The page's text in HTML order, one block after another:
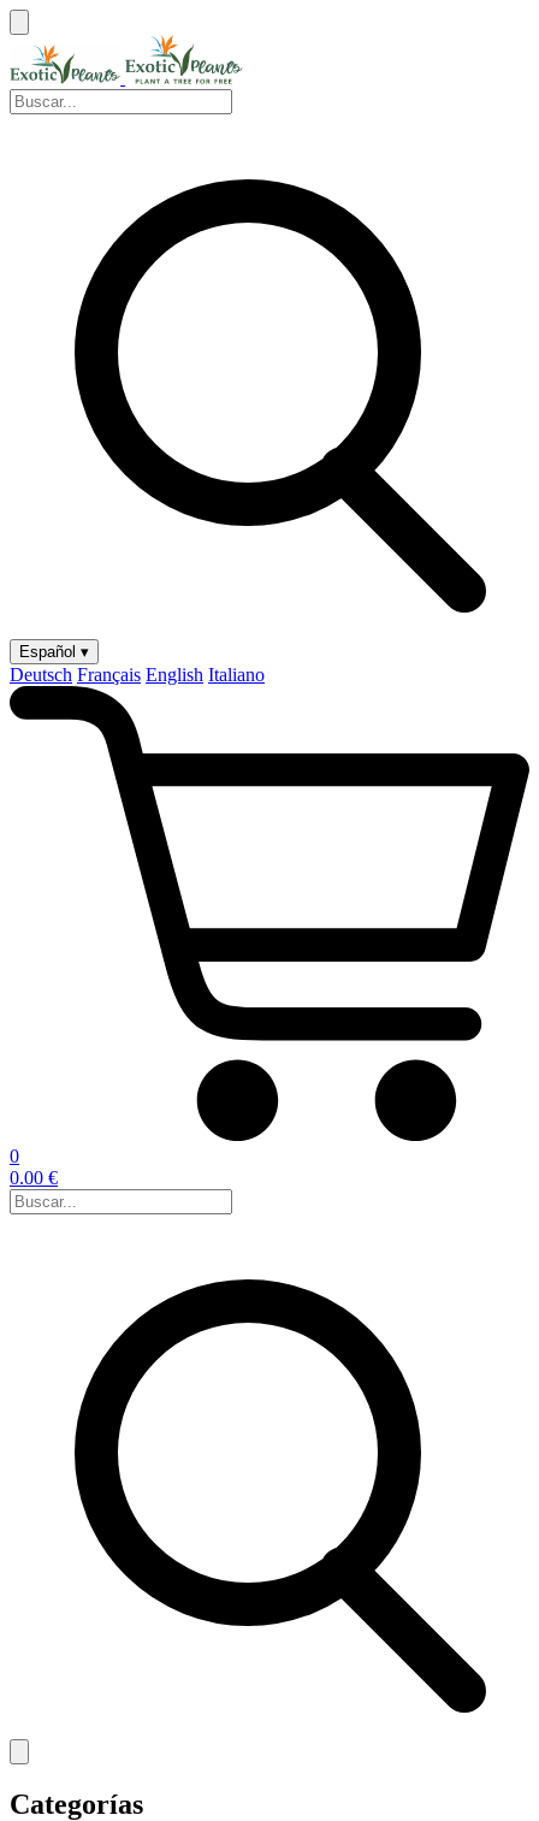
Español ▾
Deutsch Français English Italiano
0
0.00 €
Categorías